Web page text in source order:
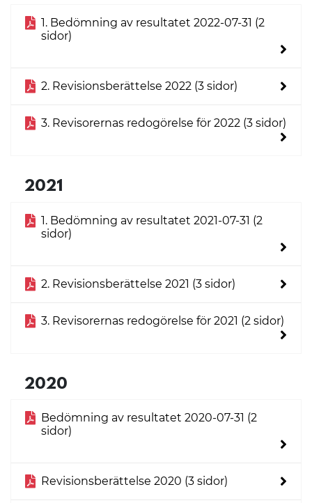
1. Bedömning av resultatet 2022-07-31 (2
sidor)
2. Revisionsberättelse 2022 (3 sidor)
3. Revisorernas redogörelse för 2022 (3 sidor)
2021
1. Bedömning av resultatet 2021-07-31 (2
sidor)
2. Revisionsberättelse 2021 (3 sidor)
3. Revisorernas redogörelse för 2021 (2 sidor)
2020
Bedömning av resultatet 2020-07-31 (2
sidor)
Revisionsberättelse 2020 (3 sidor)